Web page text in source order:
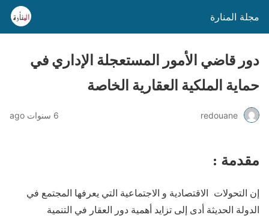
مجلة المنارة
دور قاضي الأمور المستعجلة الإداري في
حماية الملكية العقارية الخاصة
redouane 6 سنوات ago
مقدمة :
إن التحولات الاقتصادية و الاجتماعية التي يعرفها المجتمع في
الدولة الحديثة أدى إلى تزايد أهمية دور العقار في التنمية